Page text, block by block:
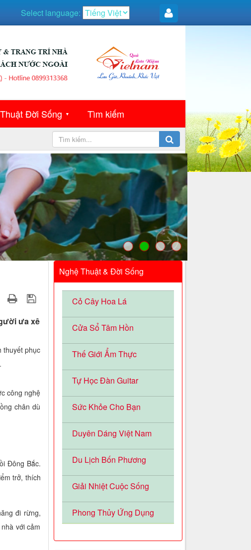
Đời Sống ▼ Tìm kiếm
Select language:
ưa xê
thuyết phục
công nghệ
chân dù
Đông Bắc.
trở, thích
đi rừng,
với cảm
Nghệ Thuật & Đời Sống
Cỏ Cây Hoa Lá
Cửa Sổ Tâm Hồn
Thế Giới Ẩm Thực
Tự Học Đàn Guitar
Sức Khỏe Cho Bạn
Duyên Dáng Việt Nam
Du Lịch Bốn Phương
Giải Nhiệt Cuộc Sống
Phong Thủy Ứng Dụng